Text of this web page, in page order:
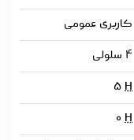
کاربری عمومی
۴ سلولی
۵ H
۰ H